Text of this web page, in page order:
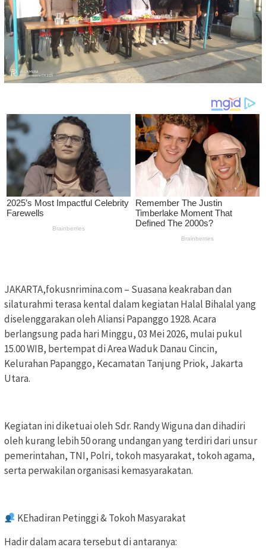
JAKARTA,fokusnrimina.com – Suasana keakraban dan
silaturahmi terasa kental dalam kegiatan Halal Bihalal yang
diselenggarakan oleh Aliansi Papanggo 1928. Acara
berlangsung pada hari Minggu, 03 Mei 2026, mulai pukul
15.00 WIB, bertempat di Area Waduk Danau Cincin,
Kelurahan Papanggo, Kecamatan Tanjung Priok, Jakarta
Utara.
Kegiatan ini diketuai oleh Sdr. Randy Wiguna dan dihadiri
oleh kurang lebih 50 orang undangan yang terdiri dari unsur
pemerintahan, TNI, Polri, tokoh masyarakat, tokoh agama,
serta perwakilan organisasi kemasyarakatan.
KEhadiran Petinggi & Tokoh Masyarakat
Hadir dalam acara tersebut di antaranya: